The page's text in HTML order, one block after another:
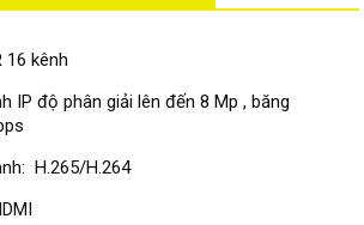
16 kênh
IP độ phân giải lên đến 8 Mp , băng
H.265/H.264